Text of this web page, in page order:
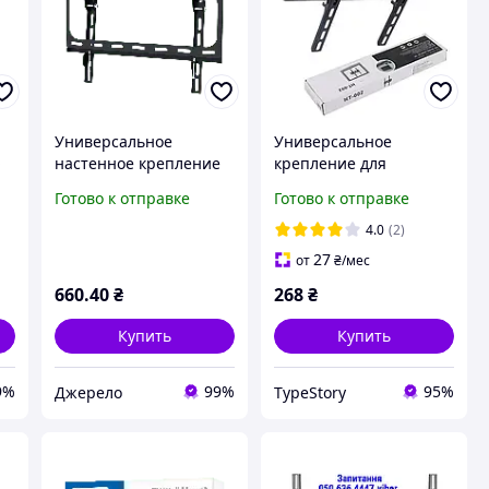
Универсальное
настенное крепление
55 дюймов) LP34-44T с
Готово к отправке
660.40 ₴
Купить
Джерело 99%
Универсальное
крепление для
стену, диагональ
32"-55"
Готово к отправке
4.0 (2)
от27₴/мес
268₴
Купить
TypeStory 95%